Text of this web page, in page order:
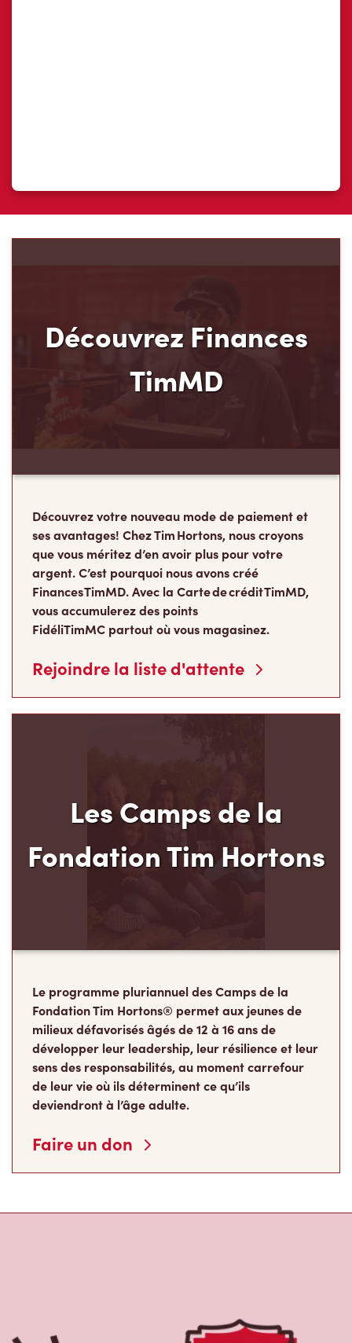
Découvrez Finances
TimMD
Découvrez votre nouveau mode de paiement et
ses avantages! Chez Tim Hortons, nous croyons
que vous méritez d’en avoir plus pour votre
argent. C’est pourquoi nous avons créé
Finances TimMD. Avec la Carte de crédit TimMD,
vous accumulerez des points
FidéliTimMC partout où vous magasinez.
Rejoindre la liste d'attente
Les Camps de la
Fondation Tim Hortons
Le programme pluriannuel des Camps de la
Fondation Tim Hortons® permet aux jeunes de
milieux défavorisés âgés de 12 à 16 ans de
développer leur leadership, leur résilience et leur
sens des responsabilités, au moment carrefour
de leur vie où ils déterminent ce qu’ils
deviendront à l’âge adulte.
Faire un don